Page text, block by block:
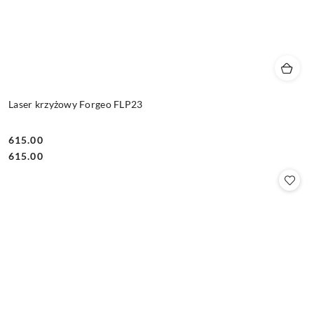
Laser krzyżowy Forgeo FLP23
Cena:
615.00
Cena:
615.00